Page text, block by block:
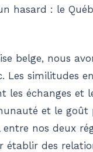
hasard : le
belge, nous
Les similitudes
échanges et
et le goût
nos deux
établir des